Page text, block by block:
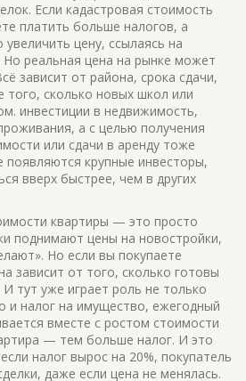
. Если кадастровая стоимость
платить больше налогов, а
цену, ссылаясь на
реальная цена на рынке может
зависит от района, срока сдачи,
того, сколько новых школ или
инвестиции в недвижимость,
а с целью получения
или сдачи в аренду тоже
появляются крупные инвесторы,
вверх быстрее, чем в других
квартиры — это просто
поднимают цены на новостройки,
Но если вы покупаете
зависит от того, сколько готовы
И тут уже играет роль не только
и налог на имущество, ежегодный
вместе с ростом стоимости
— тем больше налог. И это
налог вырос на 20%, покупатель
даже если цена не менялась.